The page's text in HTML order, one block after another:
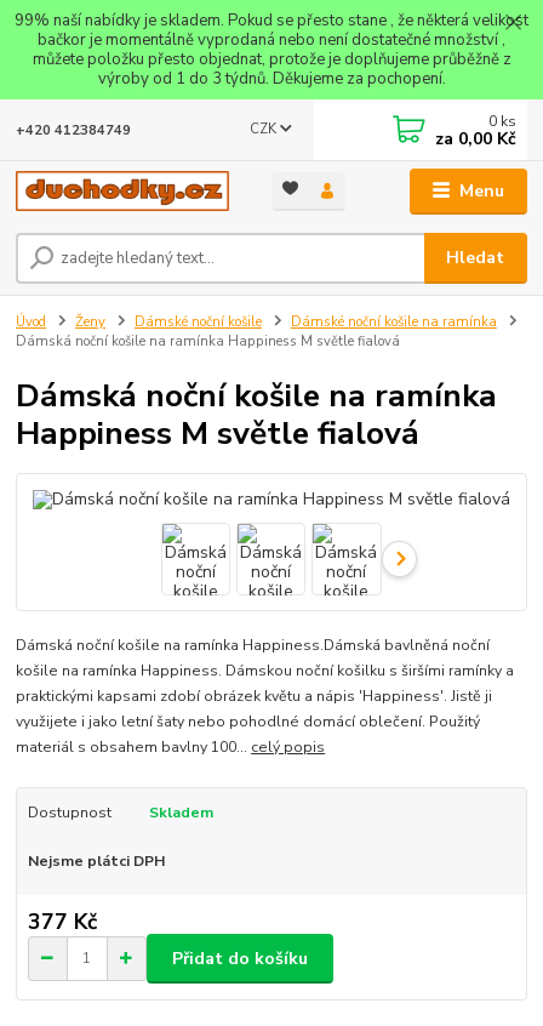
99% naší nabídky je skladem. Pokud se přesto stane , že některá velikost
bačkor je momentálně vyprodaná nebo není dostatečné množství ,
můžete položku přesto objednat, protože je doplňujeme průběžně z
výroby od 1 do 3 týdnů. Děkujeme za pochopení.
Menu
CZK
Hledat
+420 412384749 0 ks
za 0,00 Kč
Úvod Ženy Dámské noční košile
Dámské noční košile na ramínka
Dámská noční košile na ramínka Happiness M světle fialová
Dámská noční košile na ramínka
Happiness M světle fialová
Dámská noční košile na ramínka Happiness.Dámská bavlněná noční
košile na ramínka Happiness. Dámskou noční košilku s širšími ramínky a
praktickými kapsami zdobí obrázek květu a nápis 'Happiness'. Jistě ji
využijete i jako letní šaty nebo pohodlné domácí oblečení. Použitý
materiál s obsahem bavlny 100... celý popis
Dostupnost Skladem
Nejsme plátci DPH
377 Kč
Přidat do košíku